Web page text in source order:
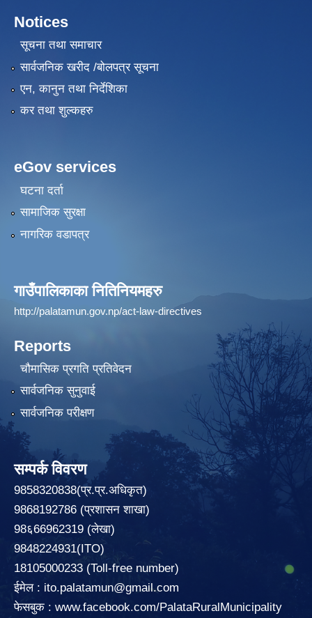
Notices
सूचना तथा समाचार
सार्वजनिक खरीद /बोलपत्र सूचना
एन, कानुन तथा निर्देशिका
कर तथा शुल्कहरु
eGov services
घटना दर्ता
सामाजिक सुरक्षा
नागरिक वडापत्र
गाउँपालिकाका नितिनियमहरु
http://palatamun.gov.np/act-law-directives
Reports
चौमासिक प्रगति प्रतिवेदन
सार्वजनिक सुनुवाई
सार्वजनिक परीक्षण
सम्पर्क विवरण
9858320838(प्र.प्र.अधिकृत)
9868192786 (प्रशासन शाखा)
98६66962319 (लेखा)
9848224931(ITO)
18105000233 (Toll-free number)
ईमेल : ito.palatamun@gmail.com
फेसबुक : www.facebook.com/PalataRuralMunicipality